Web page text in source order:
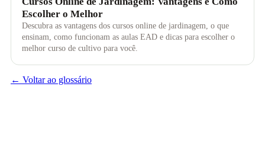
Escolher o Melhor
Descubra as vantagens dos cursos online de jardinagem, o que
ensinam, como funcionam as aulas EAD e dicas para escolher o
melhor curso de cultivo para você.
← Voltar ao glossário